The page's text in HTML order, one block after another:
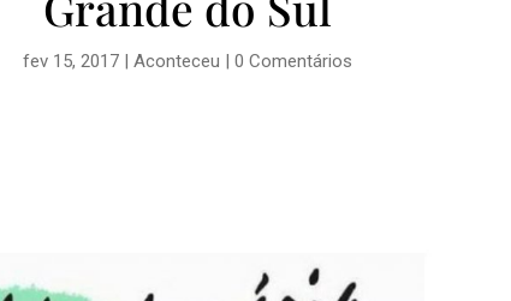
fev 15, 2017 | Aconteceu | 0 Comentários